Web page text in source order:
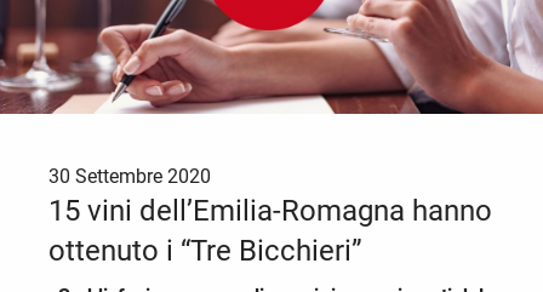
30 Settembre 2020
15 vini dell’Emilia-Romagna hanno
ottenuto i “Tre Bicchieri”